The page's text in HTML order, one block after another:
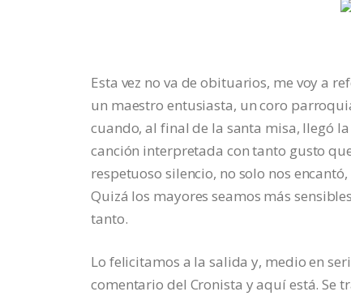
Esta vez no va de obituarios, me voy a
un maestro entusiasta, un coro
cuando, al final de la santa misa, llegó
canción interpretada con tanto gusto
respetuoso silencio, no solo nos
Quizá los mayores seamos más
tanto.
Lo felicitamos a la salida y, medio en
comentario del Cronista y aquí está. Se